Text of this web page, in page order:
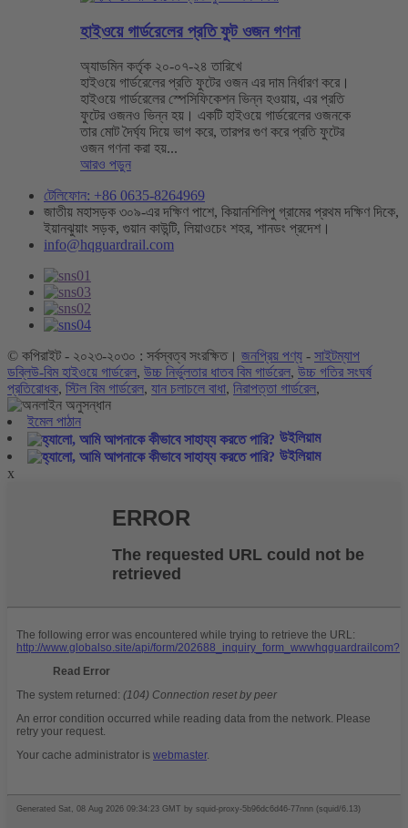
হাইওয়ে গার্ডরেলের প্রতি ফুট ওজন গণনা
অ্যাডমিন কর্তৃক ২০-০৭-২৪ তারিখে
হাইওয়ে গার্ডরেলের প্রতি ফুটের ওজন এর দাম নির্ধারণ করে।
হাইওয়ে গার্ডরেলের স্পেসিফিকেশন ভিন্ন হওয়ায়, এর প্রতি
ফুটের ওজনও ভিন্ন হয়। একটি হাইওয়ে গার্ডরেলের ওজনকে
তার মোট দৈর্ঘ্য দিয়ে ভাগ করে, তারপর গুণ করে প্রতি ফুটের
ওজন গণনা করা হয়...
আরও পড়ুন
টেলিফোন: +86 0635-8264969
জাতীয় মহাসড়ক ৩০৯-এর দক্ষিণ পাশে, কিয়ানশিলিপু গ্রামের প্রথম দক্ষিণ দিকে,
ইয়ানঝুয়াং সড়ক, গুয়ান কাউন্টি, লিয়াওচেং শহর, শানডং প্রদেশ।
info@hqguardrail.com
© কপিরাইট - ২০২৩-২০৩০ : সর্বস্বত্ব সংরক্ষিত। জনপ্রিয় পণ্য - সাইটম্যাপ
ডব্লিউ-বিম হাইওয়ে গার্ডরেল, উচ্চ নির্ভুলতার ধাতব বিম গার্ডরেল, উচ্চ গতির সংঘর্ষ
প্রতিরোধক, স্টিল বিম গার্ডরেল, যান চলাচলে বাধা, নিরাপত্তা গার্ডরেল,
ইমেল পাঠান
উইলিয়াম
উইলিয়াম
x